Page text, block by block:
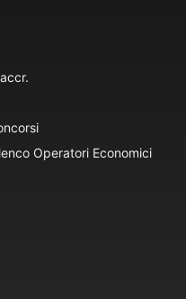
Operatori Economici